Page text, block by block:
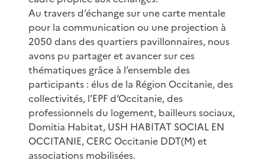
Au travers d’échange sur une carte mentale
pour la communication ou une projection à
2050 dans des quartiers pavillonnaires, nous
avons pu partager et avancer sur ces
thématiques grâce à l’ensemble des
participants : élus de la Région Occitanie, des
collectivités, l’EPF d’Occitanie, des
professionnels du logement, bailleurs sociaux,
Domitia Habitat, USH HABITAT SOCIAL EN
OCCITANIE, CERC Occitanie DDT(M) et
associations mobilisées.